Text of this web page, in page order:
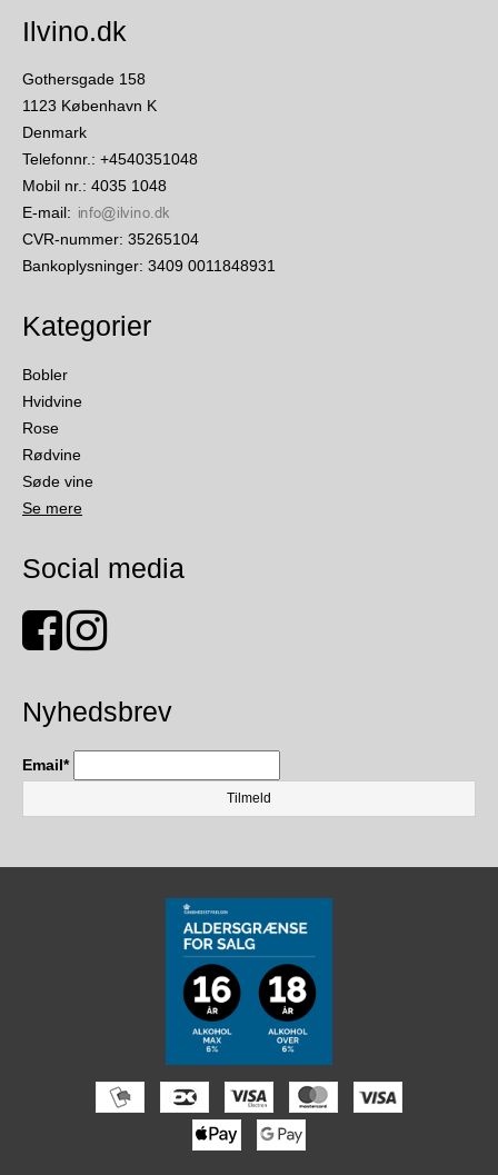
Ilvino.dk
Gothersgade 158
1123 København K
Denmark
Telefonnr.: +4540351048
Mobil nr.: 4035 1048
E-mail:
CVR-nummer: 35265104
Bankoplysninger: 3409 0011848931
Kategorier
Bobler
Hvidvine
Rose
Rødvine
Søde vine
Se mere
Social media
Nyhedsbrev
Email*